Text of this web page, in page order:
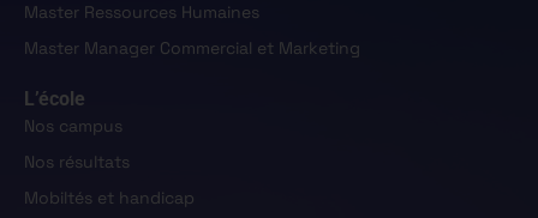
Master Ressources Humaines
Master Manager Commercial et Marketing
L’école
Nos campus
Nos résultats
Mobiltés et handicap